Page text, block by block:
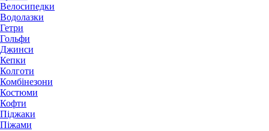
Велосипедки
Водолазки
Гетри
Гольфи
Джинси
Кепки
Колготи
Комбінезони
Костюми
Кофти
Піджаки
Піжами